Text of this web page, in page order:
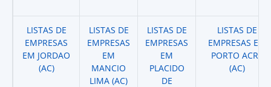
LISTAS DE
EMPRESAS
EM JORDAO
(AC)
LISTAS DE
EMPRESAS
EM
MANCIO
LIMA (AC)
LISTAS DE
EMPRESAS
EM
PLACIDO
DE
LISTAS DE
EMPRESAS EM
PORTO ACRE
(AC)